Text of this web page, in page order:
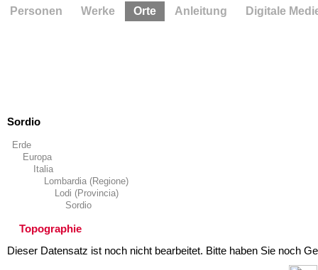
Sordio
Erde
Europa
Italia
Lombardia (Regione)
Lodi (Provincia)
Sordio
Topographie
Dieser Datensatz ist noch nicht bearbeitet. Bitte haben Sie noch
Personen Werke Orte Anleitung Digitale